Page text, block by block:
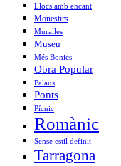
Llocs amb encant
Monestirs
Muralles
Museu
Més Bonics
Obra Popular
Palaus
Ponts
Pícnic
Romànic
Sense estil definit
Tarragona